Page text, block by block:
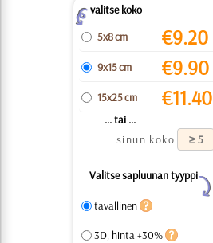
Zvalitse koko
5x8 cm
€9.20
9x15 cm €9.90
15x25 cm €11.40
... tai ...
sinun koko
Valitse sapluunan tyyppi
Y
tavallinen
3D, hinta +30%